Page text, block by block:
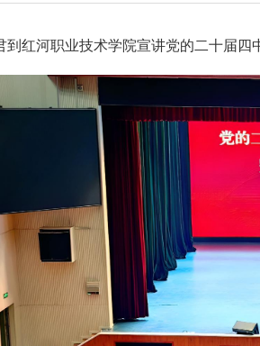
到红河职业技术学院宣讲党的二十届四